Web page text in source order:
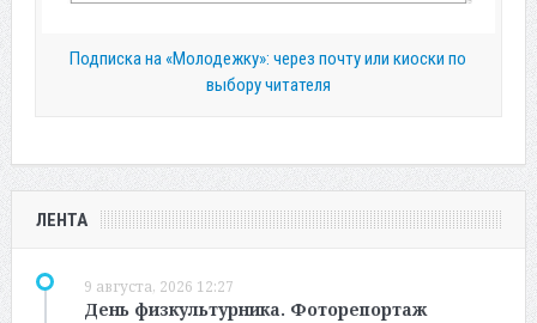
Подписка на «Молодежку»: через почту или киоски по
выбору читателя
ЛЕНТА
9 августа, 2026 12:27
День физкультурника. Фоторепортаж